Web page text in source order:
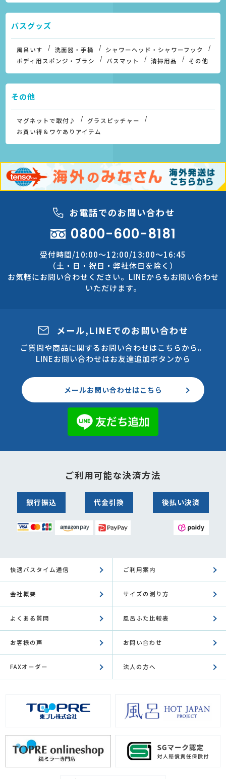
バスグッズ
風呂いす 洗面器・手桶
シャワーヘッド・シャワーフック
ボディ用スポンジ・ブラシ
バスマット 清掃用品 その他
その他
マグネットで取付♪
グラスピッチャー
お買い得＆ワケありアイテム
お電話でのお問い合わせ
0800-600-8181
受付時間/10:00～12:00/13:00～16:45
（土・日・祝日・弊社休日を除く）
お気軽にお問い合わせください。LINEからもお問い合わせ
いただけます。
メール,LINEでのお問い合わせ
ご質問や商品に関するお問い合わせはこちらから。
LINEお問い合わせはお友達追加ボタンから
メールお問い合わせはこちら
ご利用可能な決済方法
銀行振込 代金引換 後払い決済
快適バスタイム通信 ご利用案内
会社概要 サイズの測り方
よくある質問 風呂ふた比較表
お客様の声 お問い合わせ
FAXオーダー 法人の方へ